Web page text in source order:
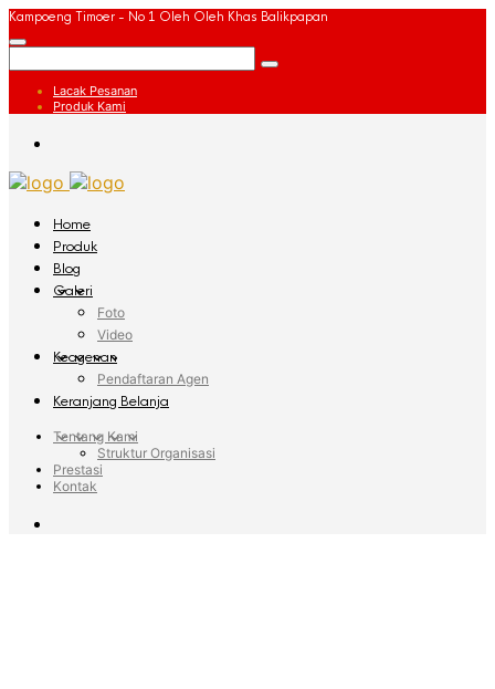
Kampoeng Timoer - No 1 Oleh Oleh Khas Balikpapan
Lacak Pesanan
Produk Kami
Home
Produk
Blog
Galeri
Foto
Video
Keagenan
Pendaftaran Agen
Keranjang Belanja
Tentang Kami
Struktur Organisasi
Prestasi
Kontak